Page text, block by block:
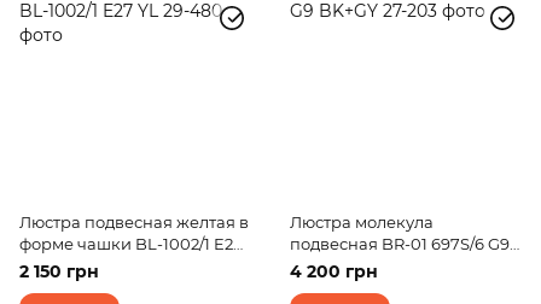
Люстра подвесная желтая в
форме чашки BL-1002/1 E27
YL
2 150 грн
Люстра молекула
подвесная BR-01 697S/6 G9
BK+GY
4 200 грн